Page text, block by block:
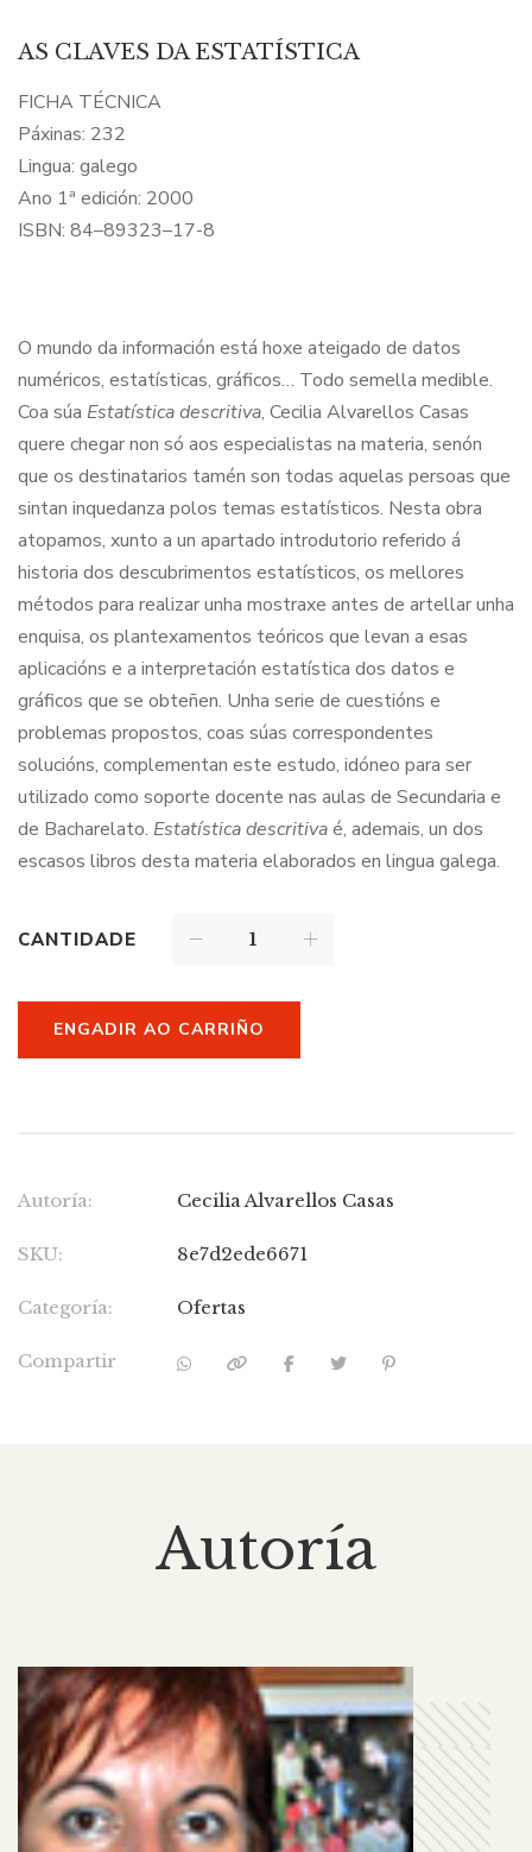
AS CLAVES DA ESTATÍSTICA
FICHA TÉCNICA
Páxinas: 232
Lingua: galego
Ano 1ª edición: 2000
ISBN: 84–89323–17-8
O mundo da información está hoxe ateigado de datos
numéricos, estatísticas, gráficos… Todo semella medible.
Coa súa Estatística descritiva, Cecilia Alvarellos Casas
quere chegar non só aos especialistas na materia, senón
que os destinatarios tamén son todas aquelas persoas que
sintan inquedanza polos temas estatísticos. Nesta obra
atopamos, xunto a un apartado introdutorio referido á
historia dos descubrimentos estatísticos, os mellores
métodos para realizar unha mostraxe antes de artellar unha
enquisa, os plantexamentos teóricos que levan a esas
aplicacións e a interpretación estatística dos datos e
gráficos que se obteñen. Unha serie de cuestións e
problemas propostos, coas súas correspondentes
solucións, complementan este estudo, idóneo para ser
utilizado como soporte docente nas aulas de Secundaria e
de Bacharelato. Estatística descritivaé, ademais, un dos
escasos libros desta materia elaborados en lingua galega.
CANTIDADE
ENGADIR AO CARRIÑO
Autoría: Cecilia Alvarellos Casas
SKU: 8e7d2ede6671
Categoría: Ofertas
Compartir
Autoría